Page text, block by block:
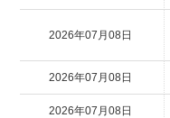
2026年07月08日
2026年07月08日
2026年07月08日